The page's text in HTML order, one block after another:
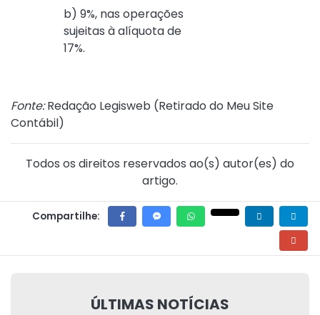
b) 9%, nas operações
sujeitas à alíquota de
17%.
Fonte:Redação Legisweb (Retirado do Meu Site
Contábil)
Todos os direitos reservados ao(s) autor(es) do
artigo.
Compartilhe:
ÚLTIMAS NOTÍCIAS